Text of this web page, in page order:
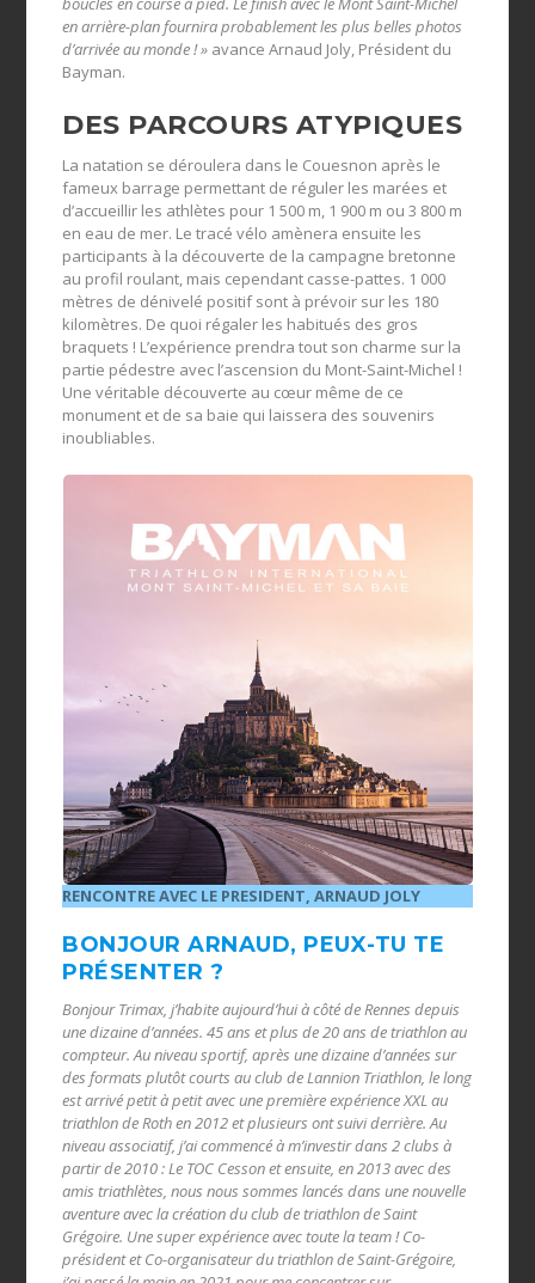
en arrière-plan fournira probablement les plus belles photos
d’arrivée au monde ! » avance Arnaud Joly, Président du
Bayman.
DES PARCOURS ATYPIQUES
La natation se déroulera dans le Couesnon après le
fameux barrage permettant de réguler les marées et
d’accueillir les athlètes pour 1 500 m, 1 900 m ou 3 800 m
en eau de mer. Le tracé vélo amènera ensuite les
participants à la découverte de la campagne bretonne
au profil roulant, mais cependant casse-pattes. 1 000
mètres de dénivelé positif sont à prévoir sur les 180
kilomètres. De quoi régaler les habitués des gros
braquets ! L’expérience prendra tout son charme sur la
partie pédestre avec l’ascension du Mont-Saint-Michel !
Une véritable découverte au cœur même de ce
monument et de sa baie qui laissera des souvenirs
inoubliables.
RENCONTRE AVEC LE PRESIDENT, ARNAUD JOLY
BONJOUR ARNAUD, PEUX-TU TE
PRÉSENTER ?
Bonjour Trimax, j’habite aujourd’hui à côté de Rennes depuis
une dizaine d’années. 45 ans et plus de 20 ans de triathlon au
compteur. Au niveau sportif, après une dizaine d’années sur
des formats plutôt courts au club de Lannion Triathlon, le long
est arrivé petit à petit avec une première expérience XXL au
triathlon de Roth en 2012 et plusieurs ont suivi derrière. Au
niveau associatif, j’ai commencé à m’investir dans 2 clubs à
partir de 2010 : Le TOC Cesson et ensuite, en 2013 avec des
amis triathlètes, nous nous sommes lancés dans une nouvelle
aventure avec la création du club de triathlon de Saint
Grégoire. Une super expérience avec toute la team ! Co-
président et Co-organisateur du triathlon de Saint-Grégoire,